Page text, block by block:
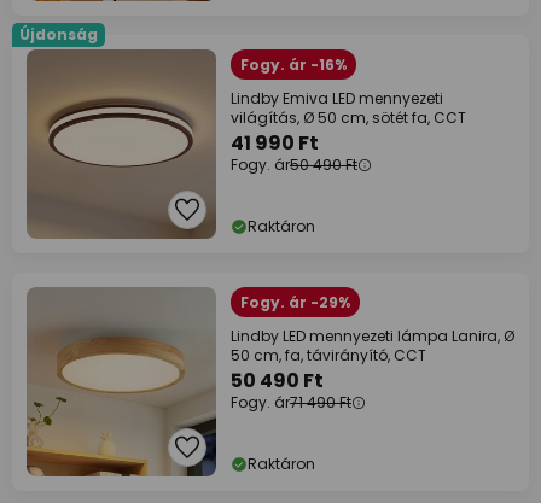
Újdonság
Fogy. ár -16%
Lindby Emiva LED mennyezeti
világítás, Ø 50 cm, sötét fa, CCT
41 990 Ft
Fogy. ár50 490 Ft
Raktáron
Fogy. ár -29%
Lindby LED mennyezeti lámpa Lanira, Ø
50 cm, fa, távirányító, CCT
50 490 Ft
Fogy. ár71 490 Ft
Raktáron